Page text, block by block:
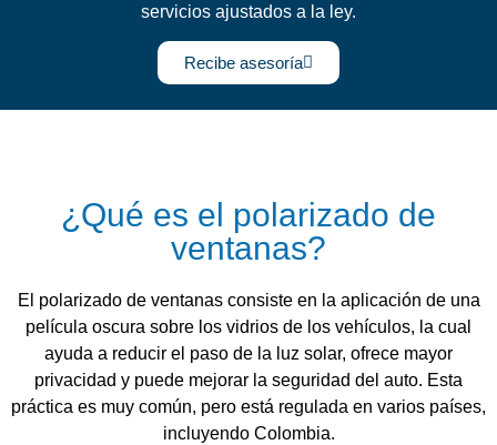
servicios ajustados a la ley.
Recibe asesoría
¿Qué es el polarizado de
ventanas?
El polarizado de ventanas consiste en la aplicación de una
película oscura sobre los vidrios de los vehículos, la cual
ayuda a reducir el paso de la luz solar, ofrece mayor
privacidad y puede mejorar la seguridad del auto. Esta
práctica es muy común, pero está regulada en varios países,
incluyendo Colombia.